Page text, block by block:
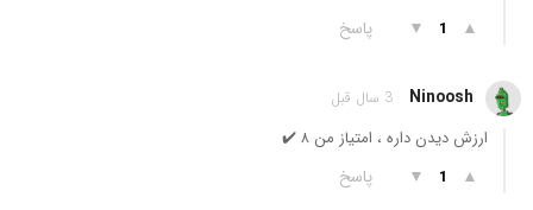
▲
1
▼ پاسخ
Ninoosh 3 سال قبل
ارزش دیدن داره ، امتیاز من ۸ ✔️
▲
1
▼ پاسخ